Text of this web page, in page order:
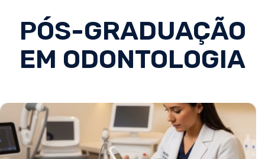
PÓS-GRADUAÇÃO
EM ODONTOLOGIA